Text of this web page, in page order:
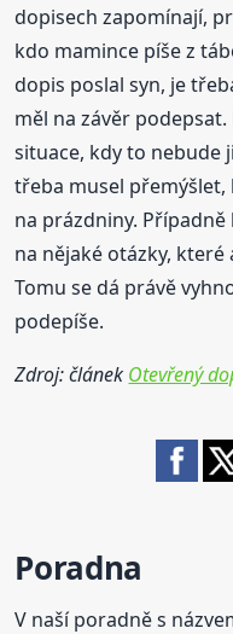
dopisech zapomínají,
kdo mamince píše z
dopis poslal syn, je
měl na závěr
situace, kdy to nebude
třeba musel přemýšlet,
na prázdniny.
na nějaké otázky,
Tomu se dá právě
podepíše.
Zdroj: článek Otevřený
Poradna
V naší poradně s